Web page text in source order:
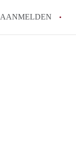
AANMELDEN